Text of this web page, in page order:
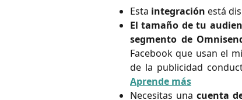
Esta integración está
El tamaño de tu
segmento de
Facebook que usan el
de la publicidad
Aprende más
Necesitas una cuenta